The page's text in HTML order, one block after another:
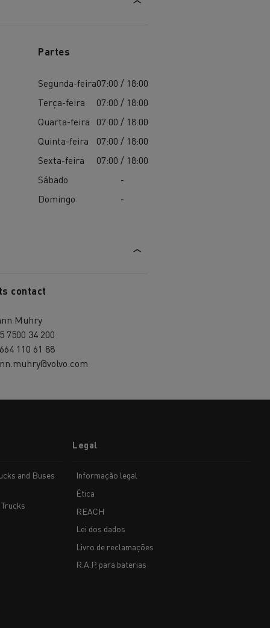
Partes
Segunda-feira07:00 / 18:00
Terça-feira
07:00 / 18:00
Quarta-feira
07:00 / 18:00
Quinta-feira
07:00 / 18:00
Sexta-feira
07:00 / 18:00
Sábado
-
Domingo
-
contact
Muhry
7500 34 200
110 61 88
and Buses
Legal
Informação legal
Ética
REACH
Lei dos dados
Livro de reclamações
R.A.P. para baterias